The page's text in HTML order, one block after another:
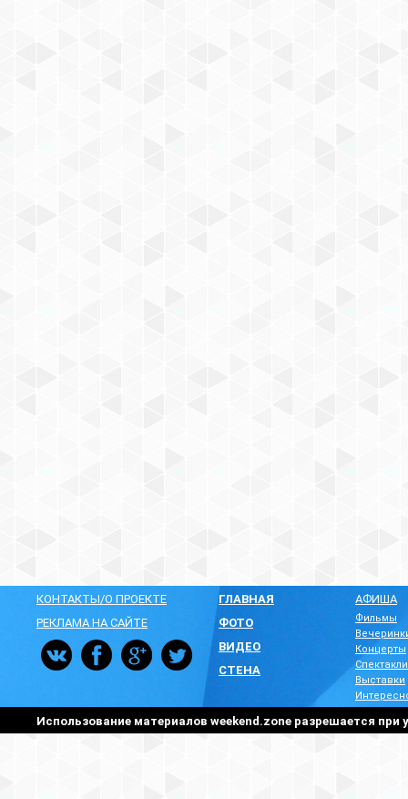
КОНТАКТЫ/О ПРОЕКТЕ
РЕКЛАМА НА САЙТЕ
ГЛАВНАЯ
ФОТО
ВИДЕО
СТЕНА
АФИША
Фильмы
Концерты
Спектакли
Выставки
Использование материалов weekend.zone разрешается